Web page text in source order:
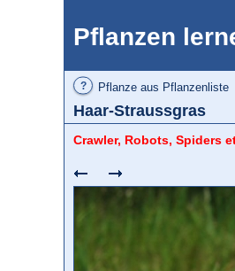
Pflanzen
? Pflanze aus Pflanzenliste
Haar-Straussgras
Crawler, Robots, Spiders